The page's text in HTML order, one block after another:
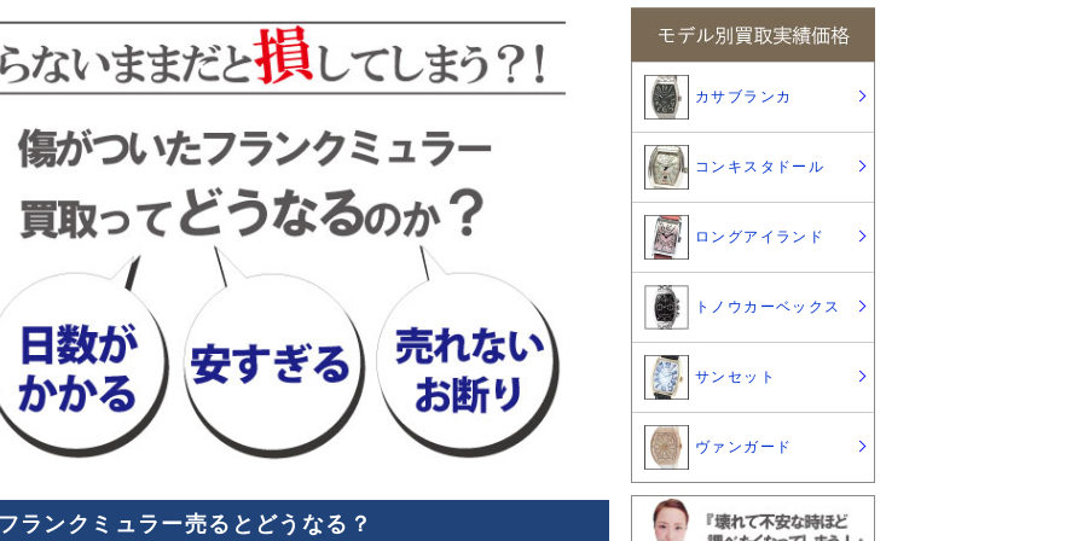
ランクミュラー売るとどうなる？
カサブランカ
コンキスタドール
ロングアイランド
トノウカーベックス
サンセット
ヴァンガード